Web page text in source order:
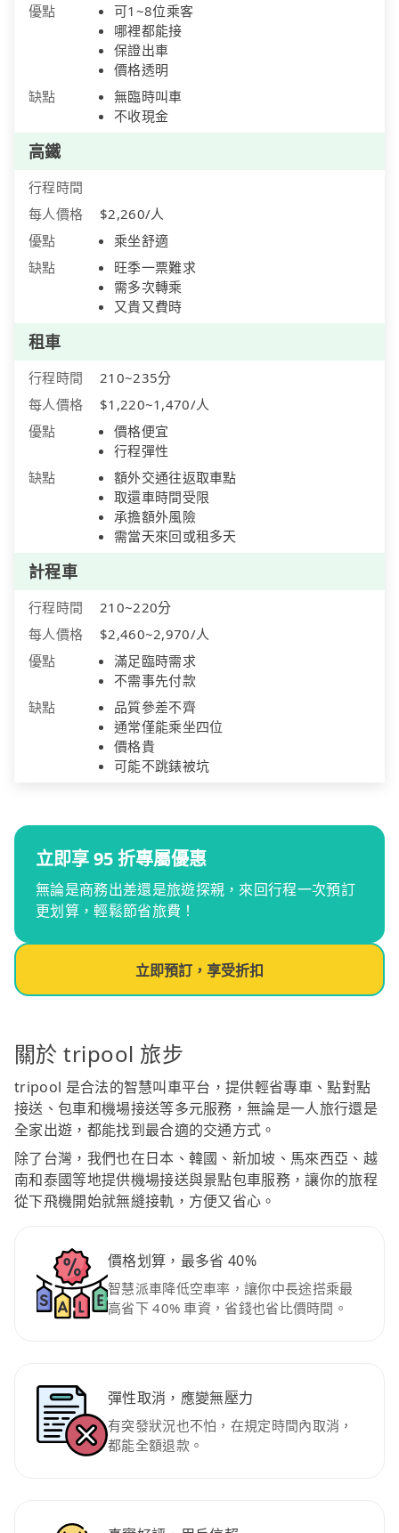
優點
可1~8位乘客
哪裡都能接
保證出車
價格透明
缺點
無臨時叫車
不收現金
高鐵
行程時間
每人價格
$2,260/人
優點
乘坐舒適
缺點
旺季一票難求
需多次轉乘
又貴又費時
租車
行程時間
210~235分
每人價格
$1,220~1,470/人
優點
價格便宜
行程彈性
缺點
額外交通往返取車點
取還車時間受限
承擔額外風險
需當天來回或租多天
計程車
行程時間
210~220分
每人價格
$2,460~2,970/人
優點
滿足臨時需求
不需事先付款
缺點
品質參差不齊
通常僅能乘坐四位
價格貴
可能不跳錶被坑
立即享 95 折專屬優惠
無論是商務出差還是旅遊探親，來回行程一次預訂
更划算，輕鬆節省旅費！
立即預訂，享受折扣
關於 tripool 旅步
tripool 是合法的智慧叫車平台，提供輕省專車、點對點
接送、包車和機場接送等多元服務，無論是一人旅行還是
全家出遊，都能找到最合適的交通方式。
除了台灣，我們也在日本、韓國、新加坡、馬來西亞、越
南和泰國等地提供機場接送與景點包車服務，讓你的旅程
從下飛機開始就無縫接軌，方便又省心。
價格划算，最多省 40%
智慧派車降低空車率，讓你中長途搭乘最
高省下 40% 車資，省錢也省比價時間。
彈性取消，應變無壓力
有突發狀況也不怕，在規定時間內取消，
都能全額退款。